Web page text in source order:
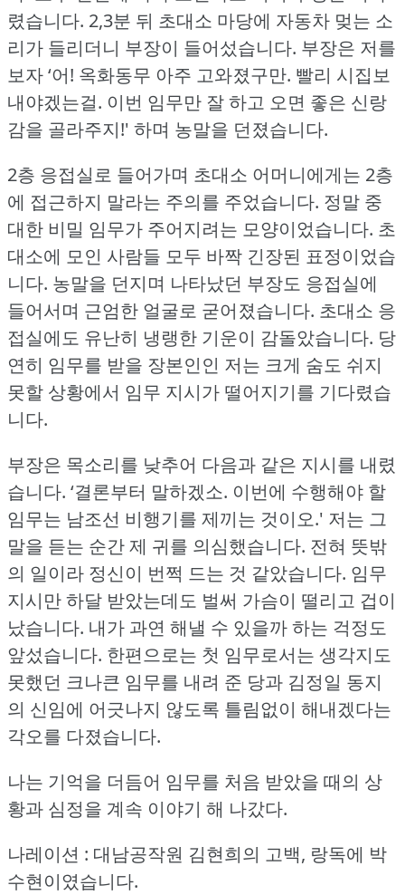
렸습니다. 2,3분 뒤 초대소 마당에 자동차 멎는 소
리가 들리더니 부장이 들어섰습니다. 부장은 저를
보자 ‘어! 옥화동무 아주 고와졌구만. 빨리 시집보
내야겠는걸. 이번 임무만 잘 하고 오면 좋은 신랑
감을 골라주지!' 하며 농말을 던졌습니다.
2층 응접실로 들어가며 초대소 어머니에게는 2층
에 접근하지 말라는 주의를 주었습니다. 정말 중
대한 비밀 임무가 주어지려는 모양이었습니다. 초
대소에 모인 사람들 모두 바짝 긴장된 표정이었습
니다. 농말을 던지며 나타났던 부장도 응접실에
들어서며 근엄한 얼굴로 굳어졌습니다. 초대소 응
접실에도 유난히 냉랭한 기운이 감돌았습니다. 당
연히 임무를 받을 장본인인 저는 크게 숨도 쉬지
못할 상황에서 임무 지시가 떨어지기를 기다렸습
니다.
부장은 목소리를 낮추어 다음과 같은 지시를 내렸
습니다. ‘결론부터 말하겠소. 이번에 수행해야 할
임무는 남조선 비행기를 제끼는 것이오.' 저는 그
말을 듣는 순간 제 귀를 의심했습니다. 전혀 뜻밖
의 일이라 정신이 번쩍 드는 것 같았습니다. 임무
지시만 하달 받았는데도 벌써 가슴이 떨리고 겁이
났습니다. 내가 과연 해낼 수 있을까 하는 걱정도
앞섰습니다. 한편으로는 첫 임무로서는 생각지도
못했던 크나큰 임무를 내려 준 당과 김정일 동지
의 신임에 어긋나지 않도록 틀림없이 해내겠다는
각오를 다졌습니다.
나는 기억을 더듬어 임무를 처음 받았을 때의 상
황과 심정을 계속 이야기 해 나갔다.
나레이션 : 대남공작원 김현희의 고백, 랑독에 박
수현이였습니다.